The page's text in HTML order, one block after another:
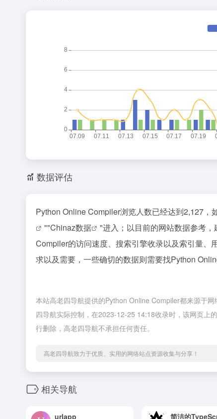
数据评估
Python Online Compiler浏览人数已经达到2,127
""Chinaz数据
"进入；以目前的网站数据参考
Compiler的访问速度、搜索引擎收录以及索引量、
求以及需要，一些确切的数据则需要找Python
本站高老四导航提供的Python Online Compiler都来源于
四导航实际控制，在2023-12-25 14:18收录时，该网页上
行删除，高老四导航不承担任何责任。
高老四导航致力于优质、实用的网络站点资源收集与分享！
相关导航
urlapp 简洁的